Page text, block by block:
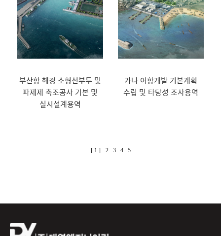
부산항 해경 소형선부두 및
파제제 축조공사 기본 및
실시설계용역
가나 어항개발 기본계획
수립 및 타당성 조사용역
[ 1 ] 2 3 4 5